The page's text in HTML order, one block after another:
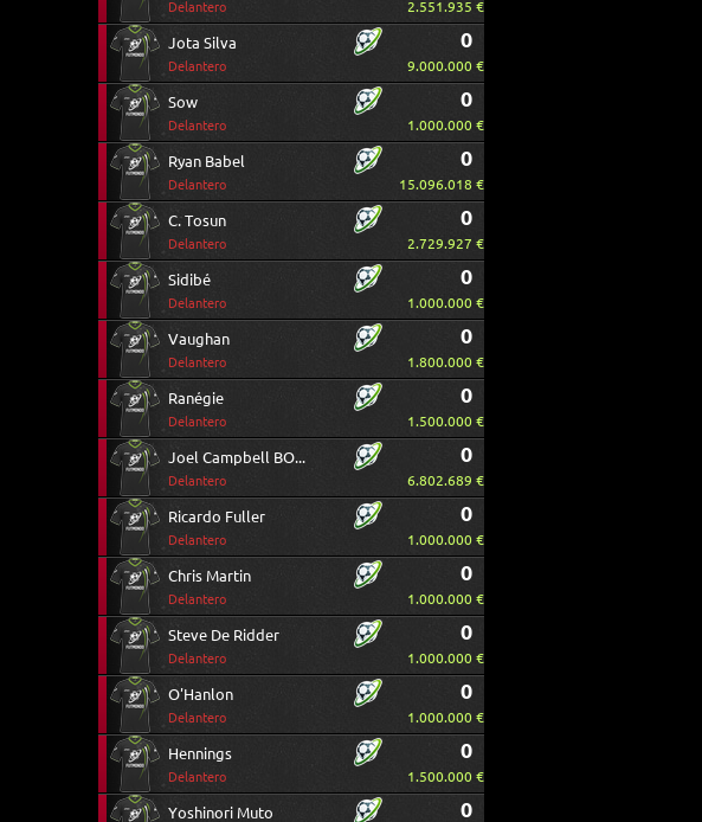
Delantero 2.551.935 €
Jota Silva
Delantero
0
9.000.000 €
Sow
Delantero
0
1.000.000 €
Ryan Babel
Delantero
0
15.096.018 €
C. Tosun
Delantero
0
2.729.927 €
Sidibé
Delantero
0
1.000.000 €
Vaughan
Delantero
0
1.800.000 €
Ranégie
Delantero
0
1.500.000 €
Joel Campbell BORRAR
Delantero
0
6.802.689 €
Ricardo Fuller
Delantero
0
1.000.000 €
Chris Martin
Delantero
0
1.000.000 €
Steve De Ridder
Delantero
0
1.000.000 €
O'Hanlon
Delantero
0
1.000.000 €
Hennings
Delantero
0
1.500.000 €
Yoshinori Muto 0